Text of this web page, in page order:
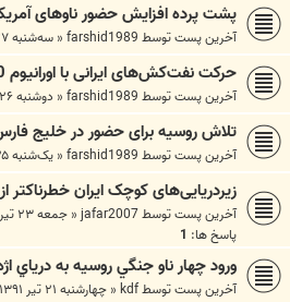
پشت پرده افزایش حضور ناوهای
آخرین پست توسطfarshid1989
« سه‌شنبه ۲۷ تیر ۱۳۹۱, ۱۱:۳۱ ق.ظ
حرکت نفت‌کش‌های ایرانی با اورانیوم 50 درصد +جزئیات
آخرین پست توسطfarshid1989
« دوشنبه ۲۶ تیر ۱۳۹۱, ۱۰:۲۰ ب.ظ
تلاش روسیه برای حضور در خلیج
آخرین پست توسطfarshid1989
« یک‌شنبه ۲۵ تیر ۱۳۹۱, ۹:۴۴ ب.ظ
زیردریایی‌های کوچک ایران خطرناکتر
آخرین پست توسطjafar2007
« جمعه ۲۳ تیر ۱۳۹۱, ۸:۰۶ ب.ظ
پاسخ ها: 1
ورود چهار ناو جنگي روسيه به درياي اژه
آخرین پست توسطkdf
« چهارشنبه ۲۱ تیر ۱۳۹۱, ۶:۱۲ ب.ظ